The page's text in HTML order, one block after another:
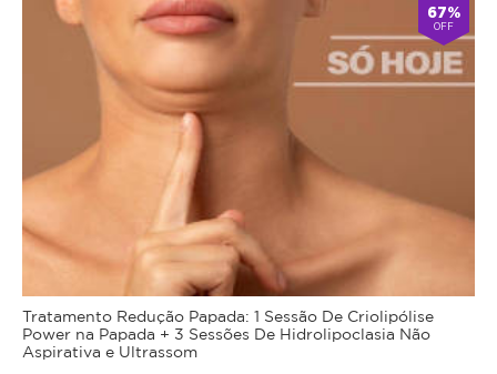
67%
OFF
Tratamento Redução Papada: 1 Sessão De Criolipólise
Power na Papada + 3 Sessões De Hidrolipoclasia Não
Aspirativa e Ultrassom